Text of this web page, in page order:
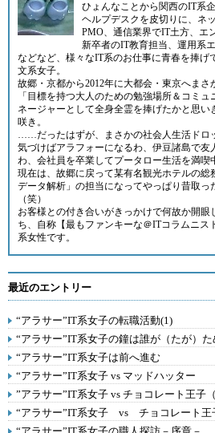
ひょんなことから関西のIT系
ヘルプデスクを皮切りに、ネ
PMO、通信業界でIT土方、エ
新卒者のIT教育担当、運用系
などなど、様々なIT系のお仕事に青春を捧げ
文系女子。
故郷・京都から2012年に大都会・東京へまさ
「目標を持つ大人のための勉強場所＆コミュ
ネージャーとして全身全霊を捧げたかと思い
咲き。
……だったはずが、まさかの社会人生活ドロ
気づけばアラフォーになるわ、伊豆諸島で友
わ、会社員を卒業してプータロー生活を満喫
現在は、故郷に戻って某有名観光ホテルの総
データ解析」の担当になってやっぱり昔取っ
（笑）
お客様との付き合いがきっかけで何故か開眼
ち、自称【最もファンキーな＠ITコラムニス
系女性です。
最近のエントリー
“アラサー”IT系女子の転職活動(1)
“アラサー”IT系女子の鐘は誰が（たが）た
“アラサー”IT系女子は前へ進む
“アラサー”IT系女子 vs マッドハッター
”アラサー”IT系女子 vs チョコレート王子（
“アラサー”IT系女子 vs チョコレート王